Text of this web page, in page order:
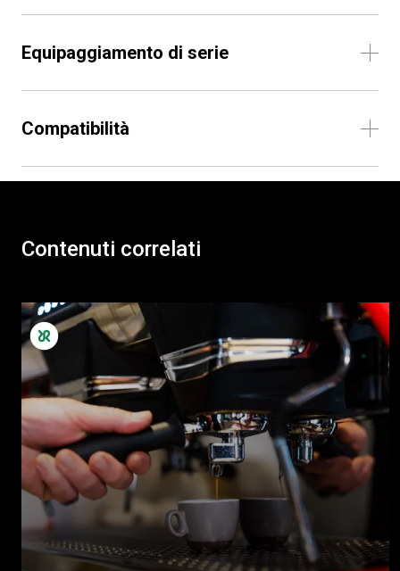
Equipaggiamento di serie
Compatibilità
Contenuti correlati